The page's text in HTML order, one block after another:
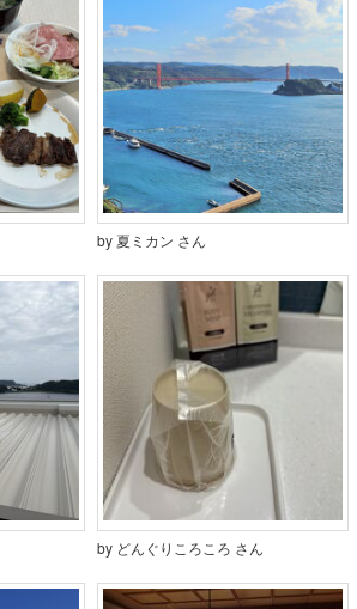
by 夏ミカン さん
by どんぐりころころ さん